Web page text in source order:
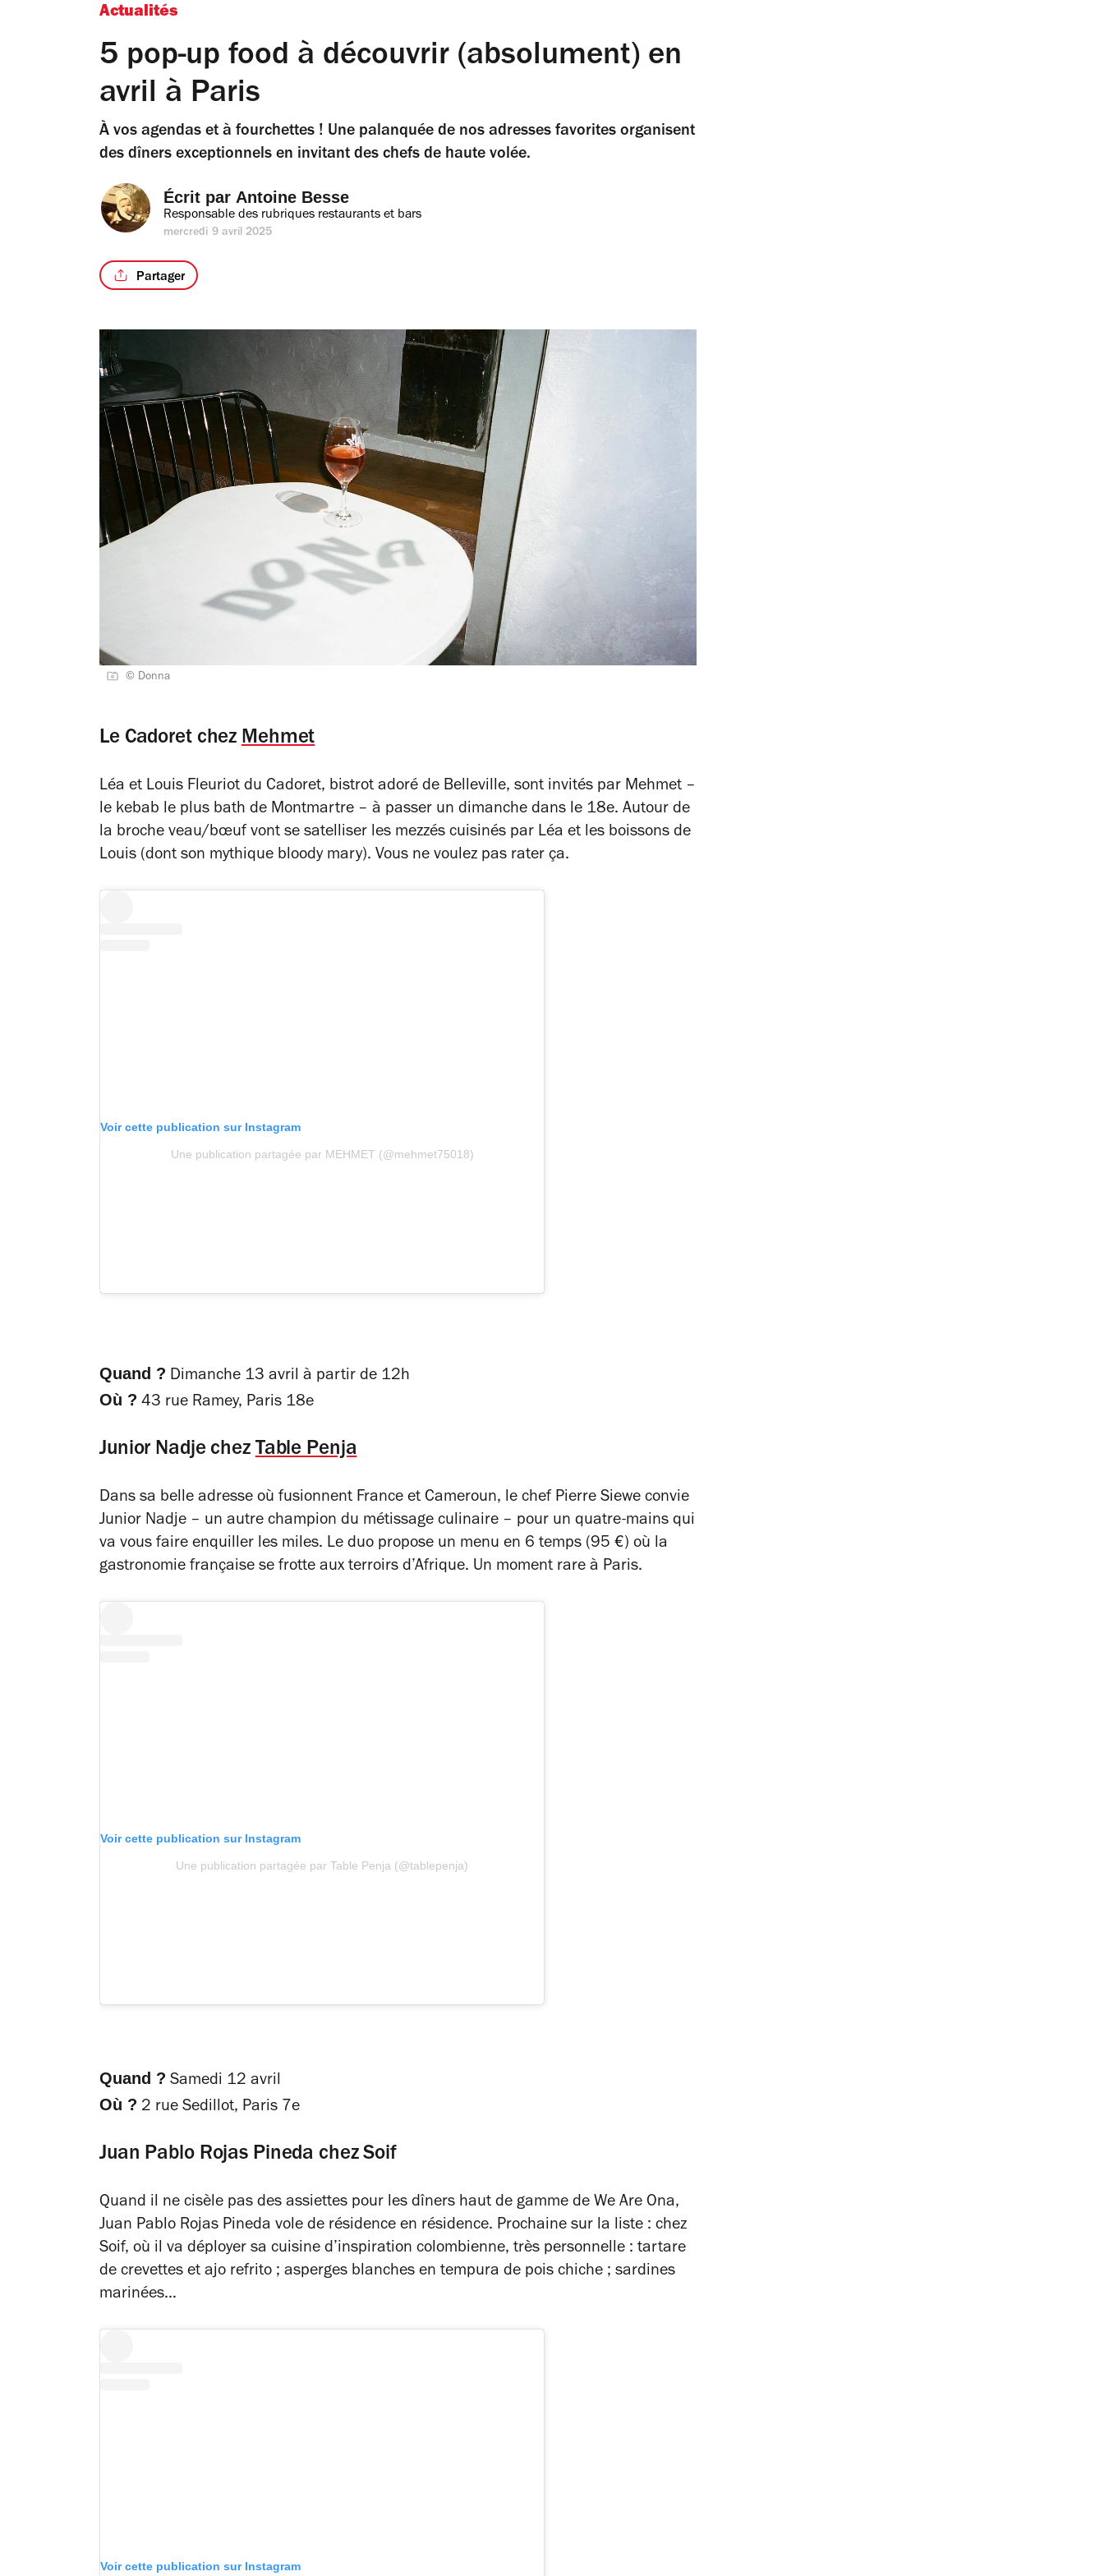
Actualités
5 pop-up food à découvrir (absolument) en
avril à Paris
À vos agendas et à fourchettes ! Une palanquée de nos adresses favorites organisent
des dîners exceptionnels en invitant des chefs de haute volée.
Écrit par Antoine Besse
Responsable des rubriques restaurants et bars
mercredi 9 avril 2025
Partager
© Donna
Le Cadoret chez Mehmet
Léa et Louis Fleuriot du Cadoret, bistrot adoré de Belleville, sont invités par Mehmet –
le kebab le plus bath de Montmartre – à passer un dimanche dans le 18e. Autour de
la broche veau/bœuf vont se satelliser les mezzés cuisinés par Léa et les boissons de
Louis (dont son mythique bloody mary). Vous ne voulez pas rater ça.
Voir cette publication sur Instagram
Une publication partagée par MEHMET (@mehmet75018)
Quand ? Dimanche 13 avril à partir de 12h
Où ? 43 rue Ramey, Paris 18e
Junior Nadje chez Table Penja
Dans sa belle adresse où fusionnent France et Cameroun, le chef Pierre Siewe convie
Junior Nadje – un autre champion du métissage culinaire – pour un quatre-mains qui
va vous faire enquiller les miles. Le duo propose un menu en 6 temps (95 €) où la
gastronomie française se frotte aux terroirs d’Afrique. Un moment rare à Paris.
Voir cette publication sur Instagram
Une publication partagée par Table Penja (@tablepenja)
Quand ? Samedi 12 avril
Où ? 2 rue Sedillot, Paris 7e
Juan Pablo Rojas Pineda chez Soif
Quand il ne cisèle pas des assiettes pour les dîners haut de gamme de We Are Ona,
Juan Pablo Rojas Pineda vole de résidence en résidence. Prochaine sur la liste : chez
Soif, où il va déployer sa cuisine d’inspiration colombienne, très personnelle : tartare
de crevettes et ajo refrito ; asperges blanches en tempura de pois chiche ; sardines
marinées…
Voir cette publication sur Instagram